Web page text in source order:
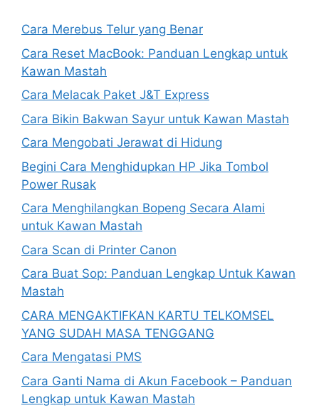
Cara Merebus Telur yang Benar
Cara Reset MacBook: Panduan Lengkap untuk
Kawan Mastah
Cara Melacak Paket J&T Express
Cara Bikin Bakwan Sayur untuk Kawan Mastah
Cara Mengobati Jerawat di Hidung
Begini Cara Menghidupkan HP Jika Tombol
Power Rusak
Cara Menghilangkan Bopeng Secara Alami
untuk Kawan Mastah
Cara Scan di Printer Canon
Cara Buat Sop: Panduan Lengkap Untuk Kawan
Mastah
CARA MENGAKTIFKAN KARTU TELKOMSEL
YANG SUDAH MASA TENGGANG
Cara Mengatasi PMS
Cara Ganti Nama di Akun Facebook – Panduan
Lengkap untuk Kawan Mastah